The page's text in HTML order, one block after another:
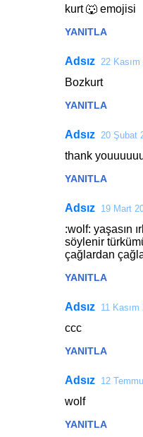
kurt 🐺 emojisi
YANITLA
Adsız 22
Bozkurt
YANITLA
Adsız 20 Şubat
thank
YANITLA
Adsız 19 Mart
:wolf: yaşasın
söylenir
çağlardan
YANITLA
Adsız 11
ccc
YANITLA
Adsız 12
wolf
YANITLA